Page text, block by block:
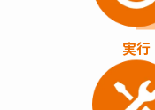
実行